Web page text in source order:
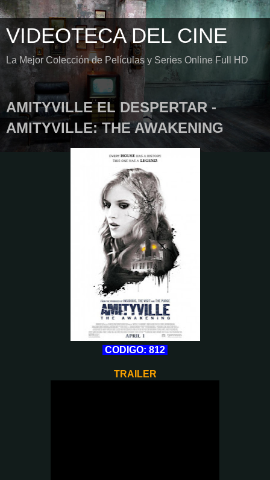
VIDEOTECA DEL CINE
La Mejor Colección de Películas y Series Online Full HD
AMITYVILLE EL DESPERTAR -
AMITYVILLE: THE AWAKENING
CODIGO: 812
TRAILER